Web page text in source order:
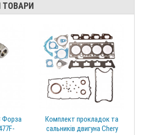
ТОВАРИ
Форза
Комплект прокладок та
сальників двигуна Chery